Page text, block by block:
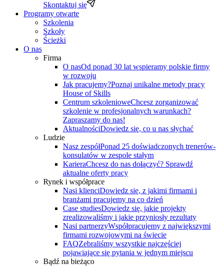
Skontaktuj się
Programy otwarte
Szkolenia
Szkoły
Ścieżki
O nas
Firma
O nasOd ponad 30 lat wspieramy polskie firmy
w rozwoju
Jak pracujemy?Poznaj unikalne metody pracy
House of Skills
Centrum szkolenioweChcesz zorganizować
szkolenie w profesjonalnych warunkach?
Zapraszamy do nas!
AktualnościDowiedz się, co u nas słychać
Ludzie
Nasz zespółPonad 25 doświadczonych trenerów-
konsulatów w zespole stałym
KarieraChcesz do nas dołączyć? Sprawdź
aktualne oferty pracy
Rynek i współprace
Nasi klienciDowiedz się, z jakimi firmami i
branżami pracujemy na co dzień
Case studiesDowiedz się, jakie projekty
zrealizowaliśmy i jakie przyniosły rezultaty
Nasi partnerzyWspółpracujemy z największymi
firmami rozwojowymi na świecie
FAQZebraliśmy wszystkie najczęściej
pojawiające się pytania w jednym miejscu
Bądź na bieżąco